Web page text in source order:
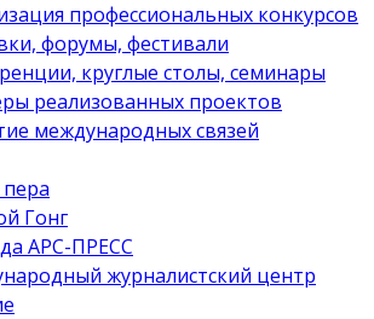
профессиональных конкурсов
форумы, фестивали
круглые столы, семинары
реализованных проектов
международных связей
Гонг
АРС-ПРЕСС
журналистский центр